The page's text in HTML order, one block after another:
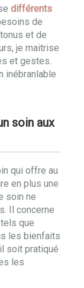
différents
de
et de
je maitrise
et gestes.
inébranlable
soin aux
qui offre au
en plus une
soin ne
Il concerne
que
les bienfaits
soit pratiqué
les